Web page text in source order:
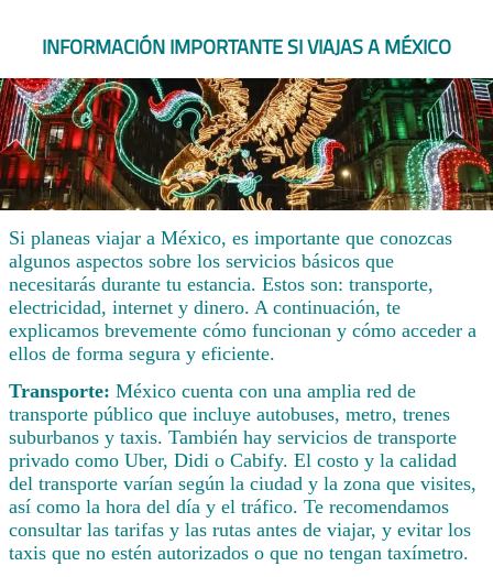
INFORMACIÓN IMPORTANTE SI VIAJAS A MÉXICO
Si planeas viajar a México, es importante que conozcas
algunos aspectos sobre los servicios básicos que
necesitarás durante tu estancia. Estos son: transporte,
electricidad, internet y dinero. A continuación, te
explicamos brevemente cómo funcionan y cómo acceder a
ellos de forma segura y eficiente.
Transporte: México cuenta con una amplia red de
transporte público que incluye autobuses, metro, trenes
suburbanos y taxis. También hay servicios de transporte
privado como Uber, Didi o Cabify. El costo y la calidad
del transporte varían según la ciudad y la zona que visites,
así como la hora del día y el tráfico. Te recomendamos
consultar las tarifas y las rutas antes de viajar, y evitar los
taxis que no estén autorizados o que no tengan taxímetro.